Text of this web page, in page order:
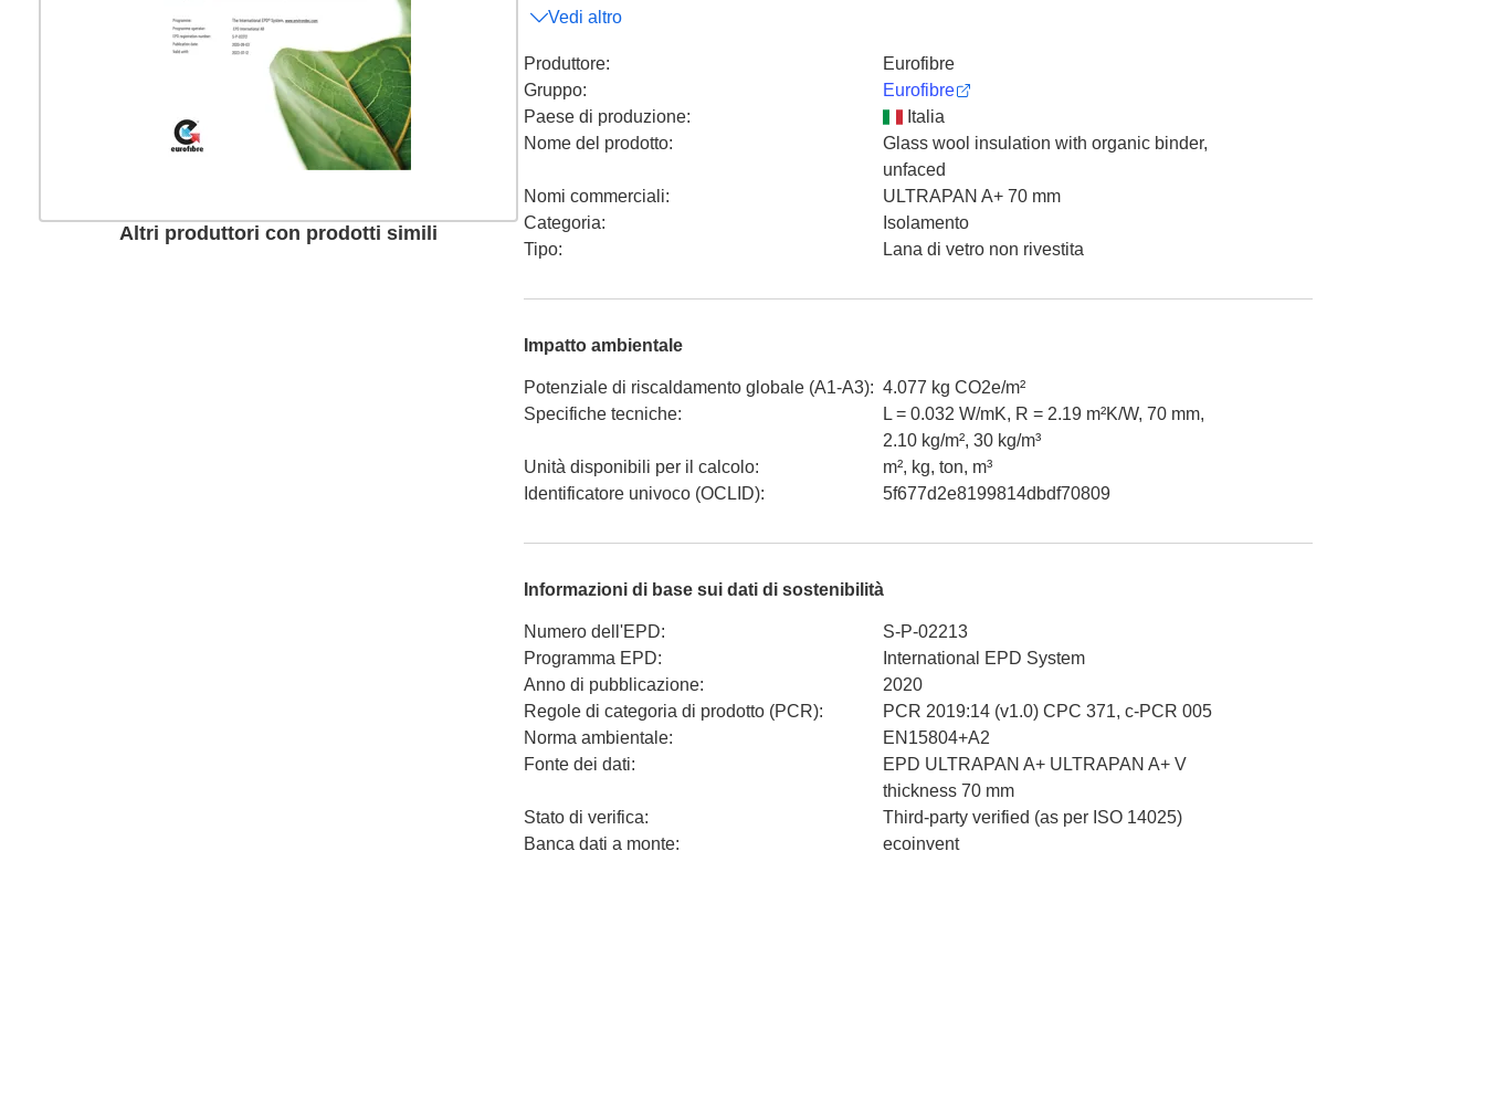
Altri produttori con prodotti simili
Vedi altro
Produttore:
Eurofibre
Gruppo:
Eurofibre
Paese di produzione:
Italia
Nome del prodotto:
Glass wool insulation with organic binder,
unfaced
Nomi commerciali:
ULTRAPAN A+ 70 mm
Categoria:
Isolamento
Tipo: Lana di vetro non rivestita
Impatto ambientale
Potenziale di riscaldamento globale (A1-A3): 4.077 kg CO2e/m²
Specifiche tecniche:
L = 0.032 W/mK, R = 2.19 m²K/W, 70 mm,
2.10 kg/m², 30 kg/m³
Unità disponibili per il calcolo:
m², kg, ton, m³
Identificatore univoco (OCLID): 5f677d2e8199814dbdf70809
Informazioni di base sui dati di sostenibilità
Numero dell'EPD:
S-P-02213
Programma EPD:
International EPD System
Anno di pubblicazione:
2020
Regole di categoria di prodotto (PCR):
PCR 2019:14 (v1.0) CPC 371, c-PCR 005
Norma ambientale:
EN15804+A2
Fonte dei dati:
EPD ULTRAPAN A+ ULTRAPAN A+ V
thickness 70 mm
Stato di verifica:
Third-party verified (as per ISO 14025)
Banca dati a monte: ecoinvent